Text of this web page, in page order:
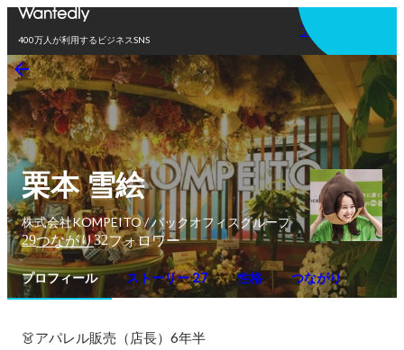
400万人が利用するビジネスSNS
アプリを使う
栗本 雪絵
株式会社KOMPEITO / バックオフィスグループ
29つながり32フォロワー
プロフィール ストーリー 27 性格 つながり
👗アパレル販売（店長）6年半